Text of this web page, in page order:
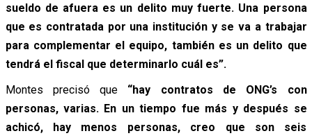
sueldo de afuera es un delito muy fuerte. Una persona
que es contratada por una institución y se va a trabajar
para complementar el equipo, también es un delito que
tendrá el fiscal que determinarlo cuál es”.
Montes precisó que “hay contratos de ONG’s con
personas, varias. En un tiempo fue más y después se
achicó, hay menos personas, creo que son seis